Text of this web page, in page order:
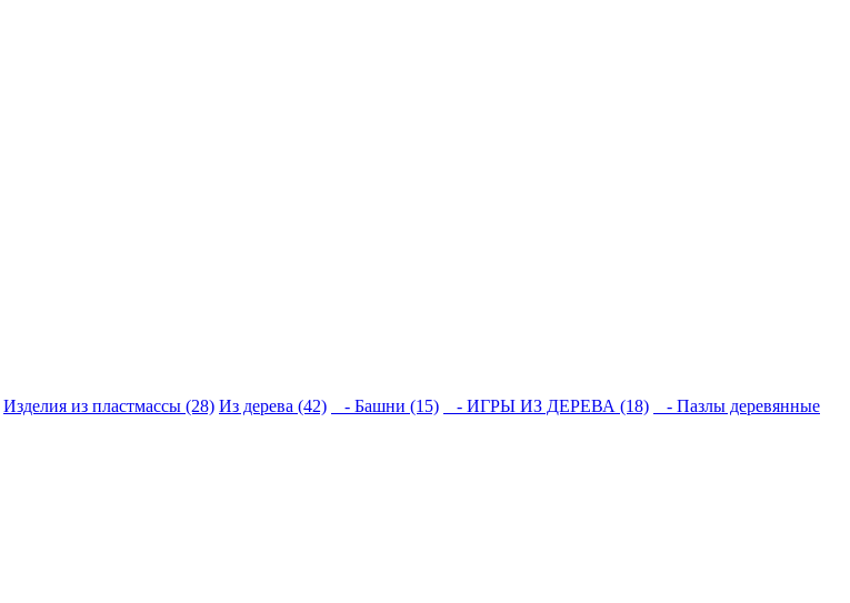
Изделия из пластмассы (28) Из дерева (42) - Башни (15) - ИГРЫ ИЗ ДЕРЕВА (18)
- Пазлы деревянные